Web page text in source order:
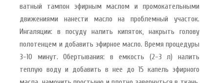
ватный тампон эфирным маслом и промокательными
движениями нанести масло на проблемный участок.
Ингаляции: в посуду налить кипяток, накрыть голову
полотенцем и добавить эфирное масло. Время процедуры
3-10 минут. Обертывания: в емкость (2-3 л) налить
теплую воду и добавить в нее до 15 капель эфирного